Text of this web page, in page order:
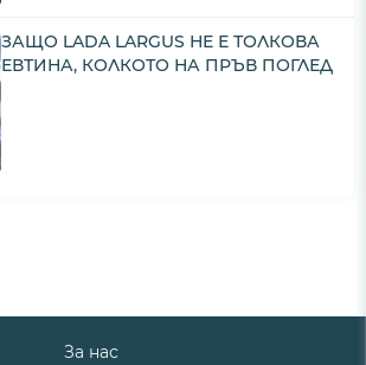
ЗАЩО LADA LARGUS НЕ Е ТОЛКОВА
ЕВТИНА, КОЛКОТО НА ПРЪВ ПОГЛЕД
За нас